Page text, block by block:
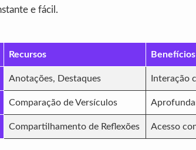
e fácil.
Recursos Benefícios
Anotações, Destaques Interação
Comparação de Versículos
Compartilhamento de Reflexões Acesso